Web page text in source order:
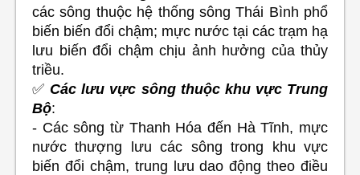
các sông thuộc hệ thống sông Thái Bình phổ
biến biến đổi chậm; mực nước tại các trạm hạ
lưu biến đổi chậm chịu ảnh hưởng của thủy
triều.
✅ Các lưu vực sông thuộc khu vực Trung
Bộ:
- Các sông từ Thanh Hóa đến Hà Tĩnh, mực
nước thượng lưu các sông trong khu vực
biến đổi chậm, trung lưu dao động theo điều